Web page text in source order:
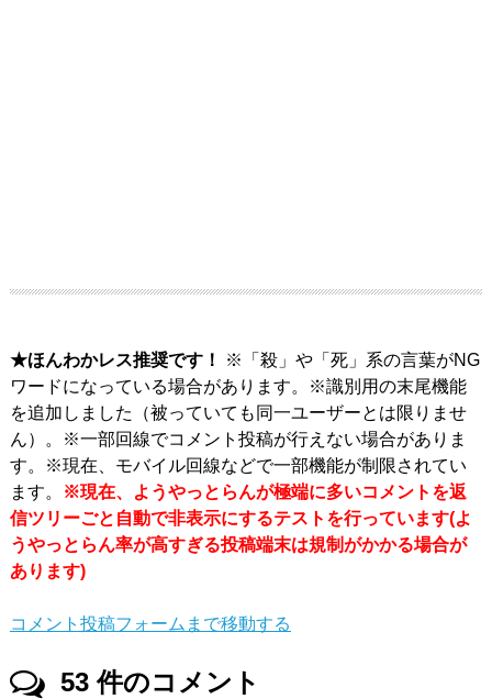
★ほんわかレス推奨です！
※「殺」や「死」系の言葉がNG
ワードになっている場合があります。※識別用の末尾機能
を追加しました（被っていても同一ユーザーとは限りませ
ん）。※一部回線でコメント投稿が行えない場合がありま
す。※現在、モバイル回線などで一部機能が制限されてい
ます。
※現在、ようやっとらんが極端に多いコメントを返
信ツリーごと自動で非表示にするテストを行っています(よ
うやっとらん率が高すぎる投稿端末は規制がかかる場合が
あります)
コメント投稿フォームまで移動する
53件のコメント